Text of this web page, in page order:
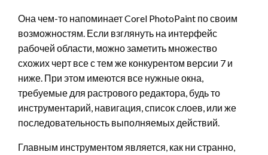
Она чем-то напоминает Corel PhotoPaint по своим
возможностям. Если взглянуть на интерфейс
рабочей области, можно заметить множество
схожих черт все с тем же конкурентом версии 7 и
ниже. При этом имеются все нужные окна,
требуемые для растрового редактора, будь то
инструментарий, навигация, список слоев, или же
последовательность выполняемых действий.
Главным инструментом является, как ни странно,